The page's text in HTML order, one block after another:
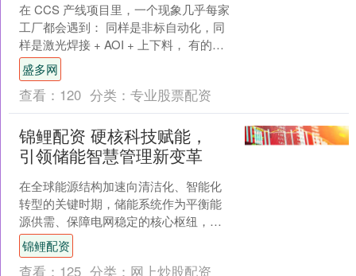
在 CCS 产线项目里，一个现象几乎每家
工厂都会遇到： 同样是非标自动化，同
样是激光焊接 + AOI + 上下料， 有的产
线跑三个月之后，报错越来越少、节拍
越来....
盛多网
查看： 120 分类： 专业股票配资
锦鲤配资 硬核科技赋能，
引领储能智慧管理新变革
在全球能源结构加速向清洁化、智能化
转型的关键时期，储能系统作为平衡能
源供需、保障电网稳定的核心枢纽，其
管理效率与可靠性直接决定能源利用价
值。新元纵横深耕储能领域....
锦鲤配资
查看： 125 分类： 网上炒股配资